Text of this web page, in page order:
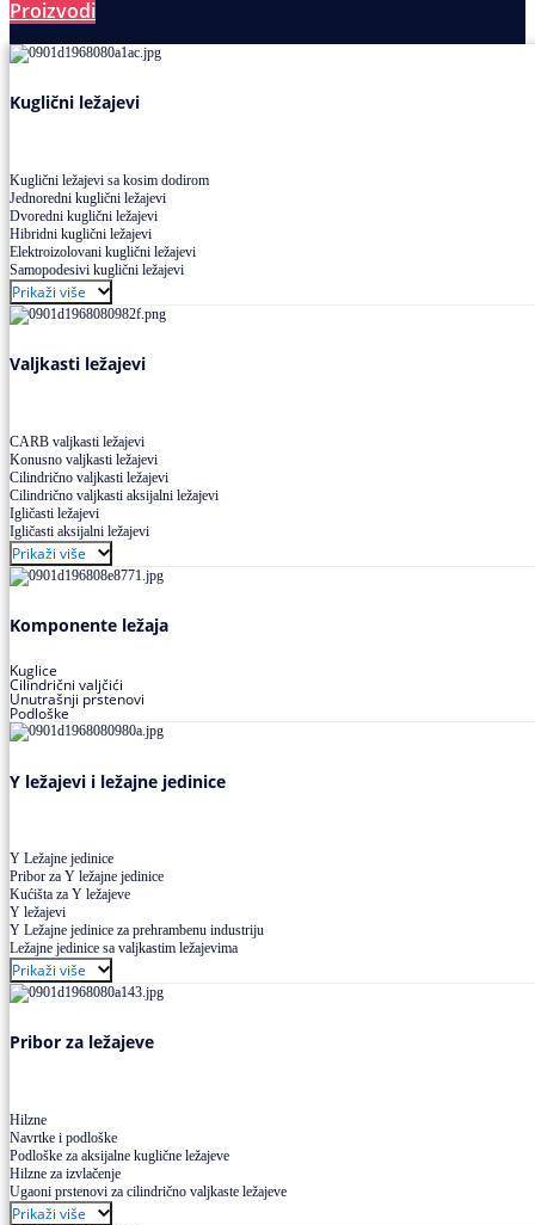
Proizvodi
Kuglični ležajevi
Kuglični ležajevi sa kosim dodirom
Jednoredni kuglični ležajevi
Dvoredni kuglični ležajevi
Hibridni kuglični ležajevi
Elektroizolovani kuglični ležajevi
Samopodesivi kuglični ležajevi
Aksijalni kuglični ležajevi
Kuglični ležajevi od nerđajućeg čelika
Prikaži više
Valjkasti ležajevi
CARB valjkasti ležajevi
Konusno valjkasti ležajevi
Cilindrično valjkasti ležajevi
Cilindrično valjkasti aksijalni ležajevi
Igličasti ležajevi
Igličasti aksijalni ležajevi
Buričasti ležajevi
Buričasti zaptiveni ležajevi
Buričasti aksijalni ležajevi
Prikaži više
Komponente ležaja
Kuglice
Cilindrični valjčići
Unutrašnji prstenovi
Podloške
Y ležajevi i ležajne jedinice
Y Ležajne jedinice
Pribor za Y ležajne jedinice
Kućišta za Y ležajeve
Y ležajevi
Y Ležajne jedinice za prehrambenu industriju
Ležajne jedinice sa valjkastim ležajevima
Prikaži više
Pribor za ležajeve
Hilzne
Navrtke i podloške
Podloške za aksijalne kuglične ležajeve
Hilzne za izvlačenje
Ugaoni prstenovi za cilindrično valjkaste ležajeve
Prikaži više